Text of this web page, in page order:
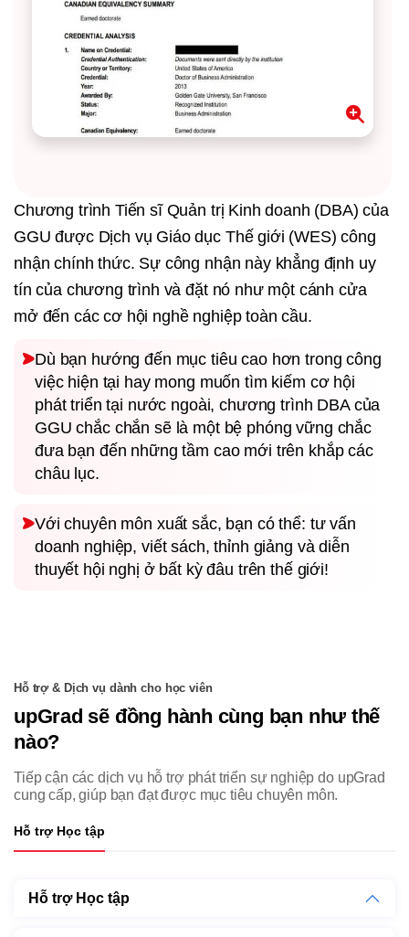
Chương trình Tiến sĩ Quản trị Kinh doanh (DBA) của
GGU được Dịch vụ Giáo dục Thế giới (WES) công
nhận chính thức. Sự công nhận này khẳng định uy
tín của chương trình và đặt nó như một cánh cửa
mở đến các cơ hội nghề nghiệp toàn cầu.
Dù bạn hướng đến mục tiêu cao hơn trong công
việc hiện tại hay mong muốn tìm kiếm cơ hội
phát triển tại nước ngoài, chương trình DBA của
GGU chắc chắn sẽ là một bệ phóng vững chắc
đưa bạn đến những tầm cao mới trên khắp các
châu lục.
Với chuyên môn xuất sắc, bạn có thể: tư vấn
doanh nghiệp, viết sách, thỉnh giảng và diễn
thuyết hội nghị ở bất kỳ đâu trên thế giới!
Hỗ trợ & Dịch vụ dành cho học viên
upGrad sẽ đồng hành cùng bạn như thế
nào?
Tiếp cận các dịch vụ hỗ trợ phát triển sự nghiệp do upGrad
cung cấp, giúp bạn đạt được mục tiêu chuyên môn.
Hỗ trợ Học tập
Hỗ trợ Học tập